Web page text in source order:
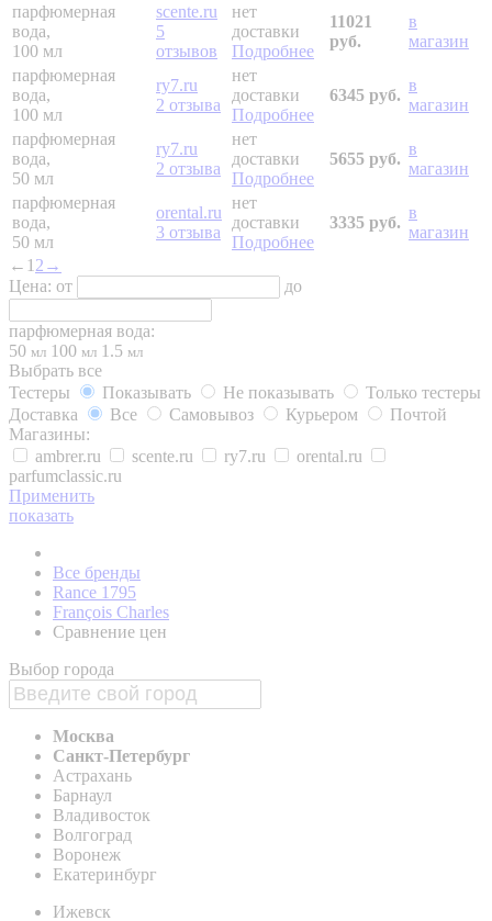
парфюмерная
вода,
100 мл
scente.ru
5
отзывов
нет
доставки
Подробнее
11021
руб.
в
магазин
парфюмерная
вода,
100 мл
ry7.ru
2 отзыва
нет
доставки
Подробнее
6345 руб.
в
магазин
парфюмерная
вода,
50 мл
ry7.ru
2 отзыва
нет
доставки
Подробнее
5655 руб.
в
магазин
парфюмерная
вода,
50 мл
orental.ru
3 отзыва
нет
доставки
Подробнее
3335 руб.
в
магазин
← 1 2 →
Цена: от до
парфюмерная вода:
50 мл 100 мл 1.5 мл
Выбрать все
Тестеры
Показывать Не показывать
Только тестеры
Доставка
Все Самовывоз Курьером
Почтой
Магазины:
ambrer.ru
scente.ru ry7.ru
orental.ru
parfumclassic.ru
Применить
показать
Все бренды
Rance 1795
François Charles
Сравнение цен
Выбор города
Москва
Санкт-Петербург
Астрахань
Барнаул
Владивосток
Волгоград
Воронеж
Екатеринбург
Ижевск